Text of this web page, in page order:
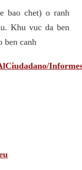
bao chet) o ranh
Khu vuc da ben
ben canh